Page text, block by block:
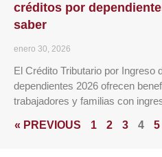
créditos por
saber
enero 30, 2026
El Crédito Tributario por Ingreso
dependientes 2026 ofrecen
trabajadores y familias con
« PREVIOUS 1 2 3 4 5